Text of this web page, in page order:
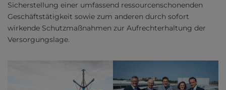
Sicherstellung einer umfassend ressourcenschonenden
Geschäftstätigkeit sowie zum anderen durch sofort
wirkende Schutzmaßnahmen zur Aufrechterhaltung der
Versorgungslage.